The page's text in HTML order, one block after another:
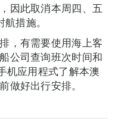
因此取消本周四、五
措施。
，有需要使用海上客
公司查询班次时间和
机应用程式了解本澳
做好出行安排。